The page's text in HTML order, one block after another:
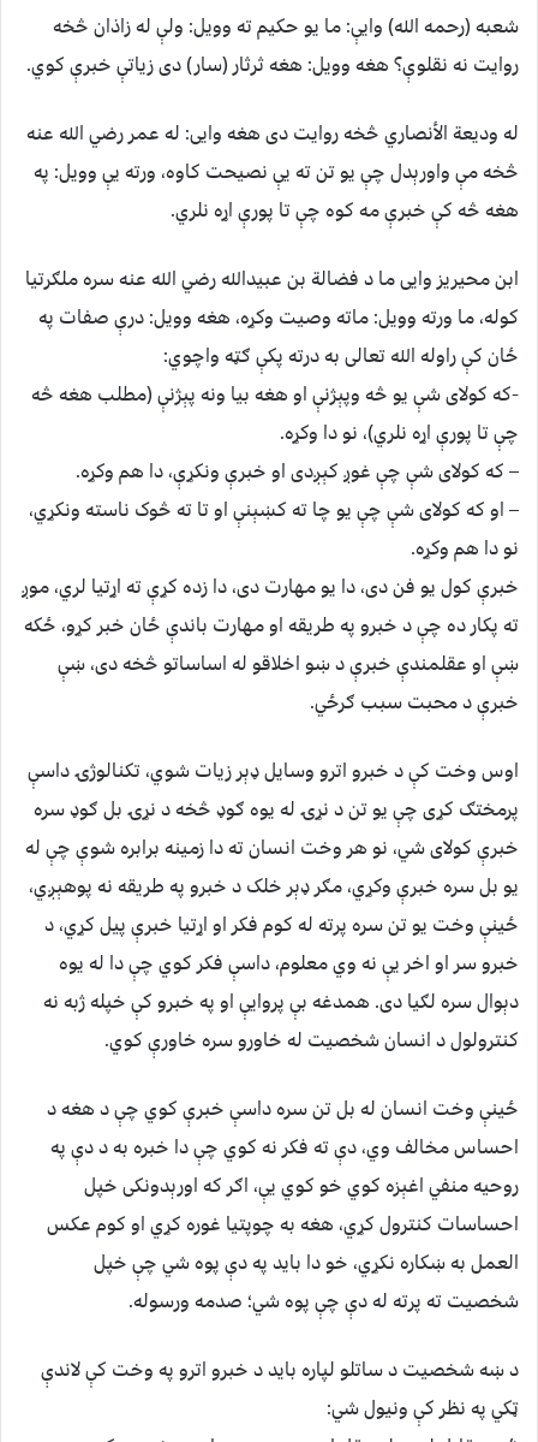
شعبه (رحمه الله) وايې: ما يو حکيم ته وويل: ولې له زاذان څخه
روايت نه نقلوې؟ هغه وويل: هغه ثرثار (سار) دی زياتې خبرې کوي.
له وديعة الأنصاري څخه روايت دی هغه وايی: له عمر رضي الله عنه
څخه مې واورېدل چې يو تن ته يې نصيحت کاوه، ورته يې وويل: په
هغه څه کې خبرې مه کوه چې تا پورې اړه نلري.
ابن محیریز وايی ما د فضالة بن عبیدالله رضي الله عنه سره ملګرتيا
کوله، ما ورته وويل: ماته وصيت وکړه، هغه وویل: درې صفات په
ځان کې راوله الله تعالی به درته پکې ګټه واچوي:
-که کولای شې يو څه وپېژنې او هغه بيا ونه پېژنې (مطلب هغه څه
چې تا پورې اړه نلري)، نو دا وکړه.
– که کولای شې چې غوږ کېږدی او خبرې ونکړې، دا هم وکړه.
– او که کولای شې چې يو چا ته کښېنې او تا ته څوک ناسته ونکړي،
نو دا هم وکړه.
خبرې کول یو فن دی، دا يو مهارت دی، دا زده کړې ته اړتيا لري، موږ
ته پکار ده چې د خبرو په طريقه او مهارت باندې ځان خبر کړو، ځکه
ښې او عقلمندې خبرې د ښو اخلاقو له اساساتو څخه دی، ښې
خبرې د محبت سبب ګرځي.
اوس وخت کې د خبرو اترو وسايل ډېر زيات شوي، تکنالوژۍ داسې
پرمختګ کړی چې يو تن د نړۍ له يوه ګوډ څخه د نړۍ بل ګوډ سره
خبرې کولای شي، نو هر وخت انسان ته دا زمينه برابره شوې چې له
يو بل سره خبرې وکړي، مګر ډېر خلک د خبرو په طريقه نه پوهېږي،
ځينې وخت يو تن سره پرته له کوم فکر او اړتيا خبرې پيل کړي، د
خبرو سر او اخر يې نه وي معلوم، داسې فکر کوي چې دا له يوه
دېوال سره لګيا دی. همدغه بې پروايې او په خبرو کې خپله ژبه نه
کنترولول د انسان شخصيت له خاورو سره خاورې کوي.
ځينې وخت انسان له بل تن سره داسې خبرې کوي چې د هغه د
احساس مخالف وي، دې ته فکر نه کوي چې دا خبره به د دې په
روحيه منفي اغېزه کوي خو کوي يې، اګر که اورېدونکی خپل
احساسات کنترول کړي، هغه به چوپتيا غوره کړي او کوم عکس
العمل به ښکاره نکړي، خو دا بايد په دې پوه شي چې خپل
شخصيت ته پرته له دې چې پوه شي؛ صدمه ورسوله.
د ښه شخصيت د ساتلو لپاره بايد د خبرو اترو په وخت کې لاندې
ټکي په نظر کې ونيول شي: